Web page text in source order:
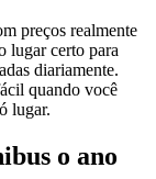
preços realmente
lugar certo para
diariamente.
quando você
lugar.
o ano